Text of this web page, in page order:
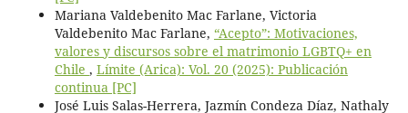
Mariana Valdebenito Mac Farlane, Victoria
Valdebenito Mac Farlane, “Acepto”: Motivaciones,
valores y discursos sobre el matrimonio LGBTQ+ en
Chile , Límite (Arica): Vol. 20 (2025): Publicación
continua [PC]
José Luis Salas-Herrera, Jazmín Condeza Díaz, Nathaly